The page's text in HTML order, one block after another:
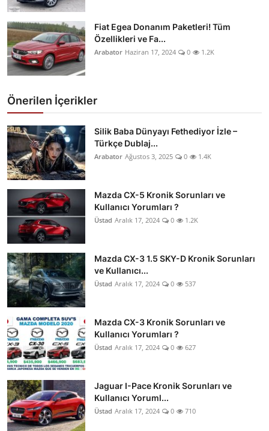
Fiat Egea Donanım Paketleri! Tüm
Özellikleri ve Fa...
Arabator Haziran 17, 2024 0 1.2K
Önerilen İçerikler
Silik Baba Dünyayı Fethediyor İzle –
Türkçe Dublaj...
Arabator Ağustos 3, 2025 0 1.4K
Mazda CX-5 Kronik Sorunları ve
Kullanıcı Yorumları ?
Üstad Aralık 17, 2024 0 1.2K
Mazda CX-3 1.5 SKY-D Kronik Sorunları
ve Kullanıcı...
Üstad Aralık 17, 2024 0 537
Mazda CX-3 Kronik Sorunları ve
Kullanıcı Yorumları ?
Üstad Aralık 17, 2024 0 627
Jaguar I-Pace Kronik Sorunları ve
Kullanıcı Yoruml...
Üstad Aralık 17, 2024 0 710